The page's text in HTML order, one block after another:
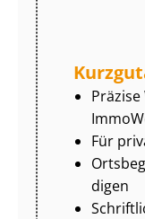
Für
di­gen